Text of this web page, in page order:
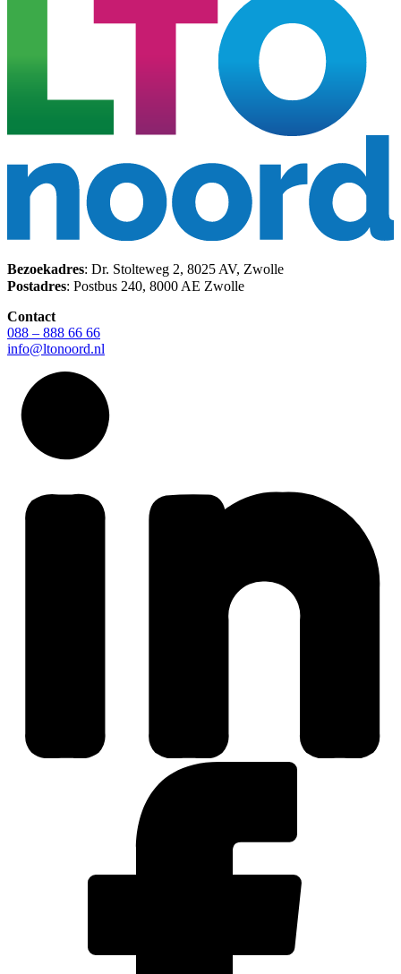
Bezoekadres: Dr. Stolteweg 2, 8025 AV, Zwolle
Postadres: Postbus 240, 8000 AE Zwolle
Contact
088 – 888 66 66
info@ltonoord.nl